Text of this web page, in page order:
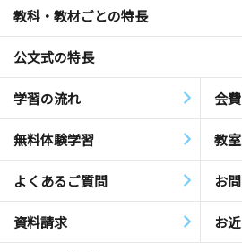
教科・教材ごとの特長
公文式の特長
学習の流れ 会
無料体験学習 教
よくあるご質問 お
資料請求 お